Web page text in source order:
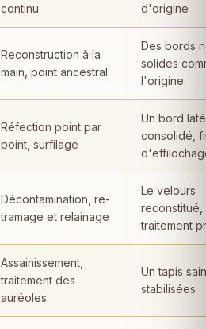
continu
d'origine
Reconstruction à la
main, point ancestral
Des bords
solides
l'origine
Réfection point par
point, surfilage
Un bord
consolidé,
Décontamination, re-
tramage et relainage
Le velours
reconstitué,
traitement
Assainissement,
traitement des
auréoles
Un tapis
stabilisées